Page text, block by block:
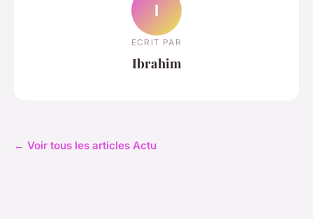
I
ECRIT PAR
Ibrahim
← Voir tous les articles Actu